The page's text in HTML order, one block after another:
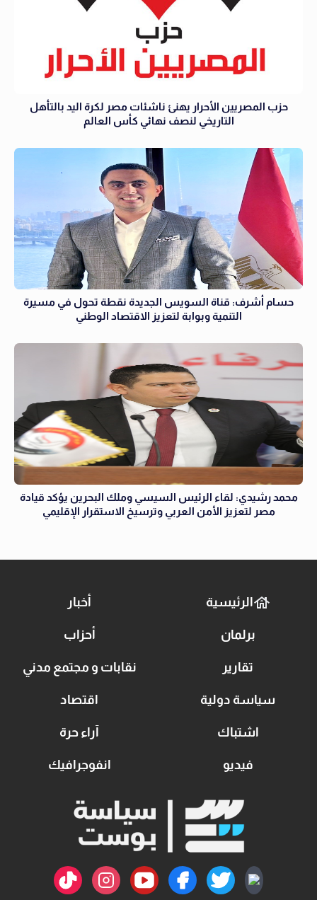
حزب المصريين الأحرار يهنئ ناشئات مصر لكرة اليد بالتأهل
التاريخي لنصف نهائي كأس العالم
حسام أشرف: قناة السويس الجديدة نقطة تحول في مسيرة
التنمية وبوابة لتعزيز الاقتصاد الوطني
محمد رشيدي: لقاء الرئيس السيسي وملك البحرين يؤكد قيادة
مصر لتعزيز الأمن العربي وترسيخ الاستقرار الإقليمي
الرئيسية أخبار
برلمان أحزاب
تقارير نقابات و مجتمع مدني
سياسة دولية اقتصاد
اشتباك آراء حرة
فيديو انفوجرافيك